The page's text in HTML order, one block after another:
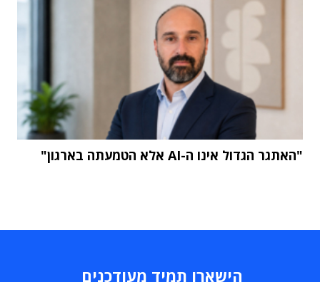
"האתגר הגדול אינו ה-AI אלא הטמעתה בארגון"
הישארו תמיד מעודכנים